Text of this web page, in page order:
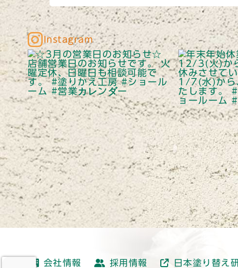
Instagram
会社情報 採用情報 日本塗り替え